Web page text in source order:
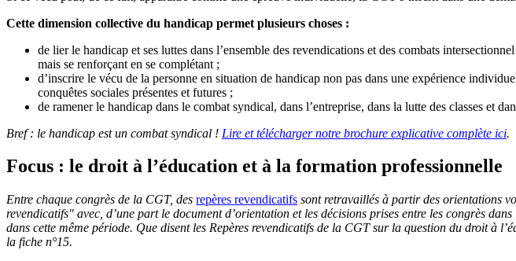
Cette dimension collective du handicap permet plusieurs choses :
de lier le handicap et ses luttes dans l’ensemble des revendications et des combats
mais se renforçant en se complétant ;
d’inscrire le vécu de la personne en situation de handicap non pas dans une expérience
conquêtes sociales présentes et futures ;
de ramener le handicap dans le combat syndical, dans l’entreprise, dans la lutte des classes et
Bref : le handicap est un combat syndical ! Lire et télécharger notre brochure explicative complète ici.
Focus : le droit à l’éducation et à la formation professionnelle
Entre chaque congrès de la CGT, des repères revendicatifs sont retravaillés à partir des orientations
revendicatifs" avec, d’une part le document d’orientation et les décisions prises entre les congrès
dans cette même période. Que disent les Repères revendicatifs de la CGT sur la question du droit à
la fiche n°15.